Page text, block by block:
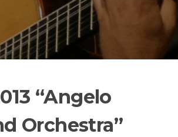
“Angelo
Orchestra”